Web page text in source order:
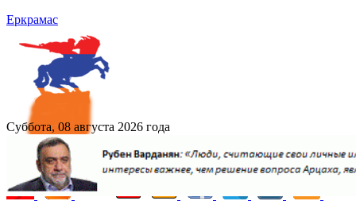
Еркрамас
Суббота, 08 августа 2026 года